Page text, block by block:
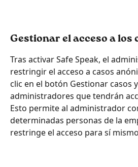
Gestionar el acceso a los
Tras activar Safe Speak, el
restringir el acceso a casos
clic en el botón Gestionar casos
administradores que tendrán
Esto permite al administrador
determinadas personas de la
restringe el acceso para sí